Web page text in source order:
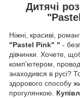
Дитячі
Ніжні, красиві,
"Pastel Pink" " -
дівчинки. Хочете,
комп'ютером,
знаходився в русі?
здорового способу
прогулянкою.